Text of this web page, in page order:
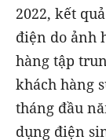
2022, kết
điện do ảnh
hàng tập
khách hàng
tháng đầu
dụng điện